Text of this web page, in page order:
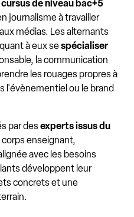
cursus de niveau bac+5
journalisme à travailler
médias. Les alternants
à eux sespécialiser
la communication
les rouages propres à
l'évènementiel ou le brand
par desexperts issus du
enseignant,
avec les besoins
développent leur
concrets et une